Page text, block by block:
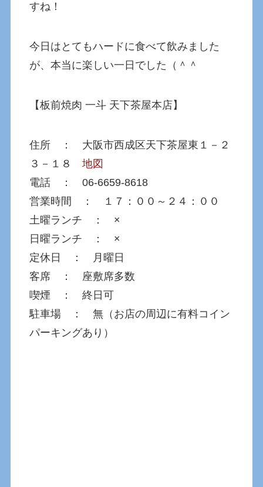
すね！
今日はとてもハードに食べて飲みました
が、本当に楽しい一日でした（＾＾
【板前焼肉 一斗 天下茶屋本店】
住所 ： 大阪市西成区天下茶屋東１－２
３－１８地図
電話 ： 06-6659-8618
営業時間 ： １７：００～２４：００
土曜ランチ ： ×
日曜ランチ ： ×
定休日 ： 月曜日
客席 ： 座敷席多数
喫煙 ： 終日可
駐車場 ： 無（お店の周辺に有料コイン
パーキングあり）